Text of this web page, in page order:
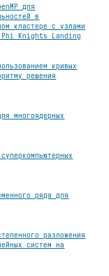
для
в
кластере с узлами
Phi Knights Landing
кривых
решения
многоядерных
ряда для
разложения
систем на